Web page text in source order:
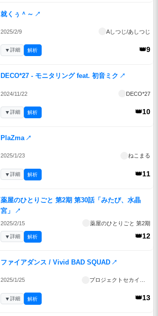
就くぅ＾～ ↗
2025/2/9 Aしつじ/あしつじ
👑9
▼詳細 解析
DECO*27 - モニタリング feat. 初音ミク ↗
2024/11/22 DECO*27
👑10
▼詳細 解析
PlaZma ↗
2025/1/23 ねこまる
👑11
▼詳細 解析
薬屋のひとりごと 第2期 第30話「みたび、水晶
宮」
↗
2025/2/15 薬屋のひとりごと 第2期
👑12
▼詳細 解析
ファイアダンス / Vivid BAD SQUAD ↗
2025/1/25
👑13
▼詳細 解析